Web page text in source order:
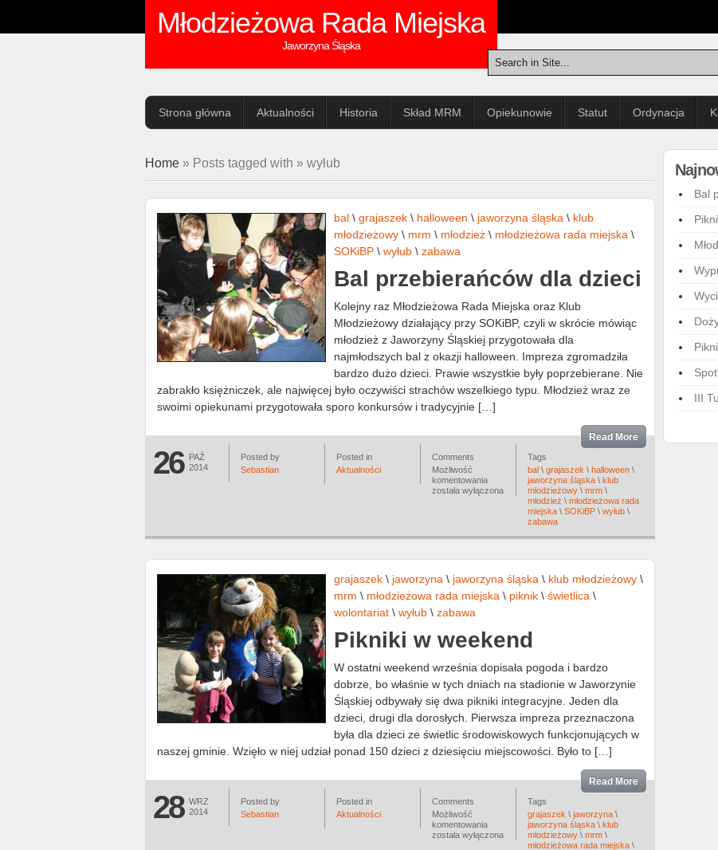
Młodzieżowa Rada Miejska
Jaworzyna Śląska
Strona główna Aktualności Historia Skład MRM Opiekunowie Statut Ordynacja
Home » Posts tagged with » wyłub
bal \ grajaszek \ halloween \ jaworzyna śląska \ klub
młodzieżowy \ mrm \ młodzież \ młodzieżowa rada miejska \
SOKiBP \ wyłub \ zabawa
Bal przebierańców dla dzieci
Kolejny raz Młodzieżowa Rada Miejska oraz Klub
Młodzieżowy działający przy SOKiBP, czyli w skrócie mówiąc
młodzież z Jaworzyny Śląskiej przygotowała dla
najmłodszych bal z okazji halloween. Impreza zgromadziła
bardzo dużo dzieci. Prawie wszystkie były poprzebierane. Nie
zabrakło księżniczek, ale najwięcej było oczywiści strachów wszelkiego typu. Młodzież wraz ze
swoimi opiekunami przygotowała sporo konkursów i tradycyjnie […]
26
PAŹ
2014
Posted by
Sebastian
Posted in
Aktualności
Comments
Możliwość
komentowaniaBal
przebierańców
została wyłączona
Tags
bal \ grajaszek \ halloween \
jaworzyna śląska \ klub
młodzieżowy \ mrm \
młodzież \ młodzieżowa rada
miejska \ SOKiBP \ wyłub \
zabawa
Read More
grajaszek \ jaworzyna \ jaworzyna śląska \ klub młodzieżowy \
mrm \ młodzieżowa rada miejska \ piknik \ świetlica \
wolontariat \ wyłub \ zabawa
Pikniki w weekend
W ostatni weekend września dopisała pogoda i bardzo
dobrze, bo właśnie w tych dniach na stadionie w Jaworzynie
Śląskiej odbywały się dwa pikniki integracyjne. Jeden dla
dzieci, drugi dla dorosłych. Pierwsza impreza przeznaczona
była dla dzieci ze świetlic środowiskowych funkcjonujących w
naszej gminie. Wzięło w niej udział ponad 150 dzieci z dziesięciu miejscowości. Było to […]
28 WRZ
2014
Posted by
Sebastian
Posted in
Aktualności
Comments
Możliwość
komentowaniaPikniki
w
została wyłączona
Tags
grajaszek \ jaworzyna \
jaworzyna śląska \ klub
młodzieżowy \ mrm \
młodzieżowa rada miejska \
Read More
Bal
III